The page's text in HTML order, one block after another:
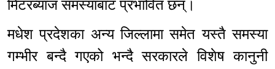
मिटरब्याज समस्याबाट प्रभावित छन्।
मधेश प्रदेशका अन्य जिल्लामा समेत यस्तै समस्या
गम्भीर बन्दै गएको भन्दै सरकारले विशेष कानुनी